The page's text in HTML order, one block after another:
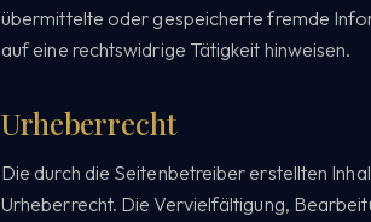
übermittelte oder gespeicherte fremde
auf eine rechtswidrige Tätigkeit hinweisen.
Urheberrecht
Die durch die Seitenbetreiber erstellten
Urheberrecht. Die Vervielfältigung,